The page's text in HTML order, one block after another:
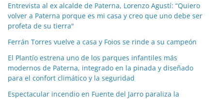
m
e
s
Entrevista al ex alcalde de Paterna, Lorenzo Agustí: “Quiero
volver a Paterna porque es mi casa y creo que uno debe ser
profeta de su tierra"
Ferrán Torres vuelve a casa y Foios se rinde a su campeón
El Plantío estrena uno de los parques infantiles más
modernos de Paterna, integrado en la pinada y diseñado
para el confort climático y la seguridad
Espectacular incendio en Fuente del Jarro paraliza la